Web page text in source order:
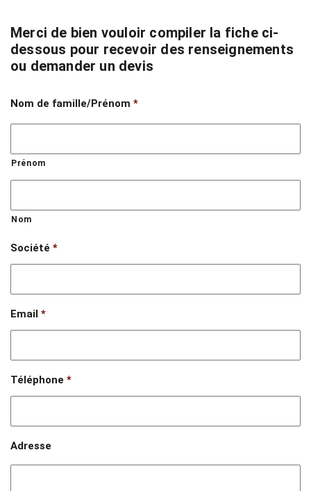
Merci de bien vouloir compiler la fiche ci-
dessous pour recevoir des renseignements
ou demander un devis
Nom de famille/Prénom *
Prénom
Nom
Société *
Email *
Téléphone *
Adresse